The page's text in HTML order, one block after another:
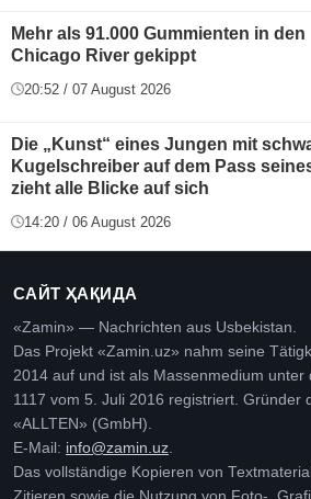
Mehr als 91.000 Gummienten in den
Chicago River gekippt
20:52 / 07 August 2026
Die „Kunst“ eines Jungen mit
Kugelschreiber auf dem Pass
zieht alle Blicke auf sich
14:20 / 06 August 2026
САЙТ ҲАҚИДА
«Zamin» — Nachrichten aus Usbekistan.
Das Projekt «Zamin.uz» nahm seine
2014 auf und ist als Massenmedium
1117 vom 5. Juli 2016 registriert. Gründer
«ALLTEN» (GmbH).
E-Mail: info@zamin.uz
Das vollständige Kopieren von